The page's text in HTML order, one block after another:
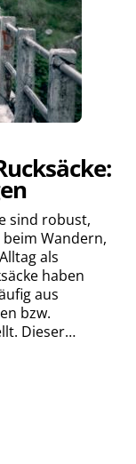
sind robust,
Wandern,
als
haben
aus
bzw.
Dieser…